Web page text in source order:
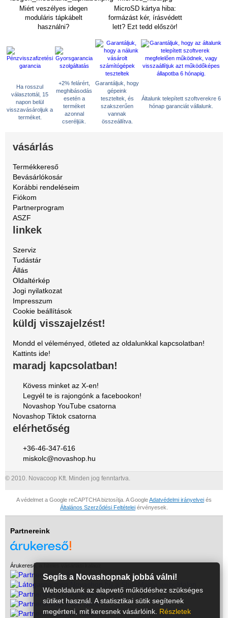
Miért veszélyes idegen
moduláris tápkábelt
használni?
MicroSD kártya hiba:
formázást kér, írásvédett
lett? Ezt tedd először!
Ha rosszul
választottál, 15
napon belül
visszavásároljuk a
terméket.
+2% felárért,
meghibásodás
esetén a
terméket
azonnal
cseréljük.
Garantáljuk, hogy
gépeink
teszteltek, és
szakszerűen
vannak
összeállítva.
Általunk telepített szoftverekre 6
hónap garanciát vállalunk.
vásárlás
Termékkereső
Bevásárlókosár
Korábbi rendeléseim
Fiókom
Partnerprogram
ASZF
linkek
Szerviz
Tudástár
Állás
Oldaltérkép
Jogi nyilatkozat
Impresszum
Cookie beállítások
küldj visszajelzést!
Mondd el véleményed, ötleted az oldalunkkal kapcsolatban!
Kattints ide!
maradj kapcsolatban!
Kövess minket az X-en!
Legyél te is rajongónk a facebookon!
Novashop YouTube csatorna
Novashop Tiktok csatorna
elérhetőség
+36-46-347-616
miskolc@novashop.hu
© 2010. Novacoop Kft. Minden jog fenntartva.
A védelmet a Google reCAPTCHA biztosítja. A GoogleAdatvédelmi irányelvei és
Általános Szerződési Feltételei érvényesek.
Partnereink
Árukereső, a hiteles vásárlási kalauz
Segíts a Novashopnak jobbá válni!
Weboldalunk az alapvető működéshez szükséges
sütiket használ. A statisztikai sütik segítenek
megérteni, mit keresnek vásárlóink. Részletek